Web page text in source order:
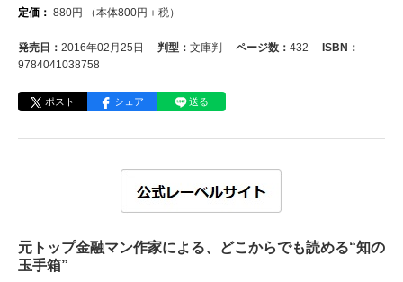
定価： 880円 （本体800円＋税）
発売日： 2016年02月25日 判型： 文庫判 ページ数： 432
ISBN：
9784041038758
ポスト シェア 送る
元トップ金融マン作家による、どこからでも読める“知の
玉手箱”